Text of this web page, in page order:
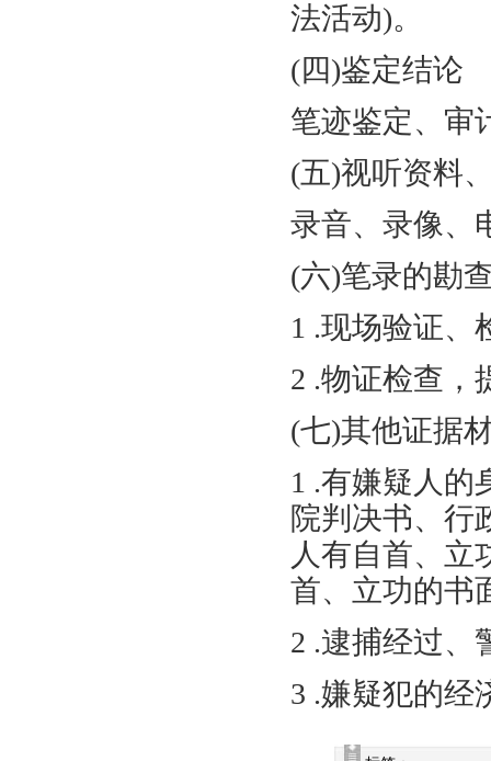
法活动)。
(四)鉴定结论
笔迹鉴定、审
(五)视听资料
录音、录像、
(六)笔录的勘
1 .现场验证、
2 .物证检查，
(七)其他证据
1 .有嫌疑人的
院判决书、行
人有自首、立
首、立功的书
2 .逮捕经过、
3 .嫌疑犯的经